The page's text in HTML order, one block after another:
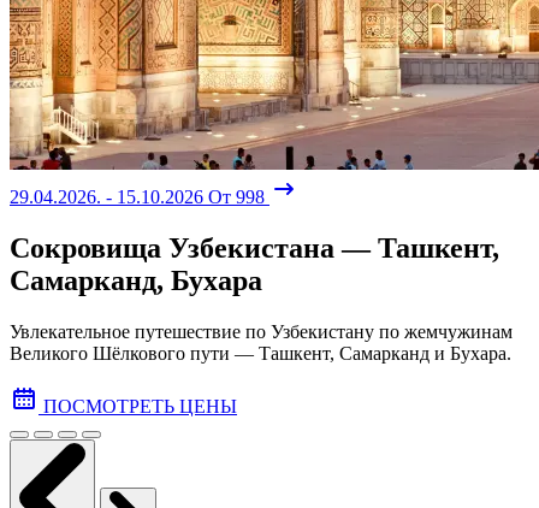
29.04.2026. - 15.10.2026 От 998
Сокровища Узбекистана — Ташкент,
Самарканд, Бухара
Увлекательное путешествие по Узбекистану по жемчужинам
Великого Шёлкового пути — Ташкент, Самарканд и Бухара.
ПОСМОТРЕТЬ ЦЕНЫ